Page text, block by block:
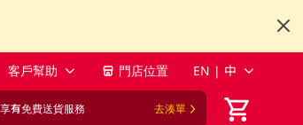
客戶幫助 門店位置 EN | 中
有免費送貨服務 去湊單